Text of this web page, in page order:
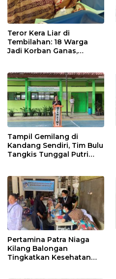
Teror Kera Liar di
Tembilahan: 18 Warga
Jadi Korban Ganas,
Tampil Gemilang di
Kandang Sendiri, Tim Bulu
Tangkis Tunggal Putri
Jatibarang 2026
Pertamina Patra Niaga
Kilang Balongan
Tingkatkan Kesehatan